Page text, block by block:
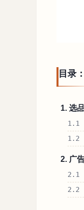
目录：
1. 选
1.1
1.2
2. 广
2.1
2.2